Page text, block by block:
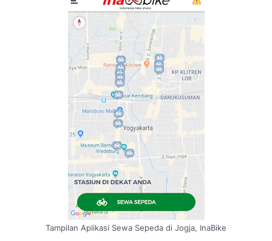
Tampilan Aplikasi Sewa Sepeda di Jogja, InaBike